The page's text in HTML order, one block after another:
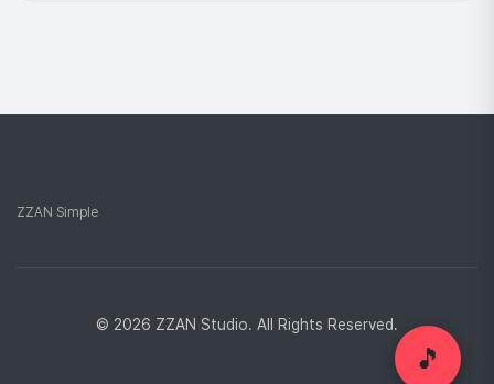
🎵
ZZAN Simple
© 2026 ZZAN Studio. All Rights Reserved.